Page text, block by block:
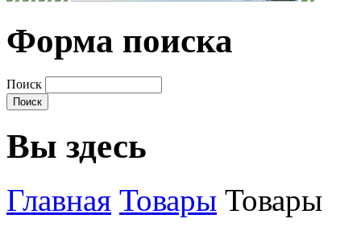
Форма поиска
Поиск
Вы здесь
Главная Товары Товары